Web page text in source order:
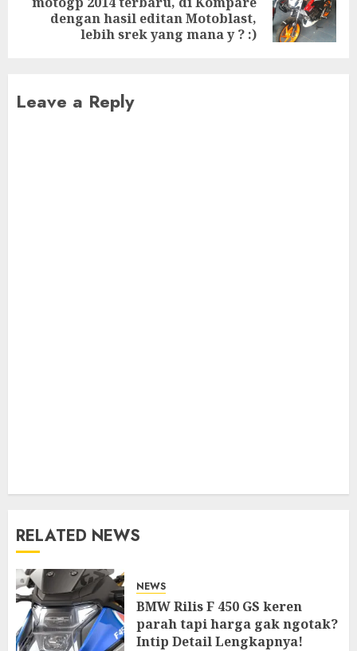
Next
post:dengan hasil editan Motoblast,
lebih srek yang mana y ? :)
Leave a Reply
RELATED NEWS
NEWS
BMW Rilis F 450 GS keren
parah tapi harga gak ngotak?
Intip Detail Lengkapnya!